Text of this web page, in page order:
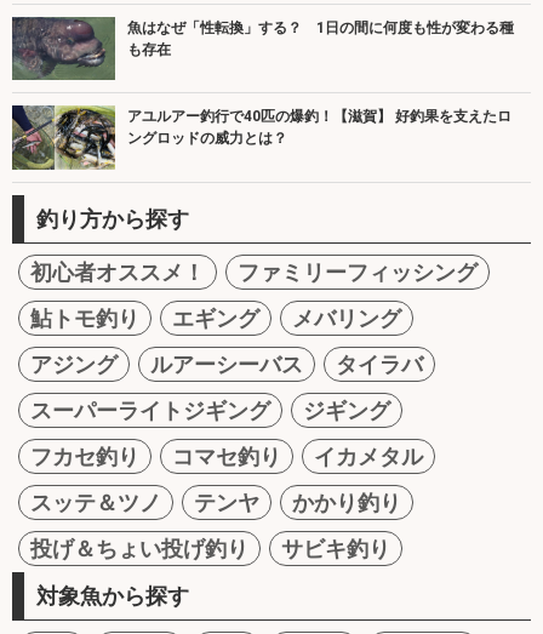
魚はなぜ「性転換」する？ 1日の間に何度も性が変わる種
も存在
アユルアー釣行で40匹の爆釣！【滋賀】 好釣果を支えたロ
ングロッドの威力とは？
釣り方から探す
初心者オススメ！
ファミリーフィッシング
鮎トモ釣り
エギング
メバリング
アジング
ルアーシーバス
タイラバ
スーパーライトジギング
ジギング
フカセ釣り
コマセ釣り
イカメタル
スッテ＆ツノ
テンヤ
かかり釣り
投げ＆ちょい投げ釣り
サビキ釣り
対象魚から探す